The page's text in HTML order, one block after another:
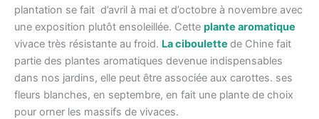
plantation se fait d’avril à mai et d’octobre à novembre avec
une exposition plutôt ensoleillée. Cette plante aromatique
vivace très résistante au froid. La ciboulette de Chine fait
partie des plantes aromatiques devenue indispensables
dans nos jardins, elle peut être associée aux carottes. ses
fleurs blanches, en septembre, en fait une plante de choix
pour orner les massifs de vivaces.